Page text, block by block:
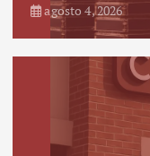
agosto 4, 2026